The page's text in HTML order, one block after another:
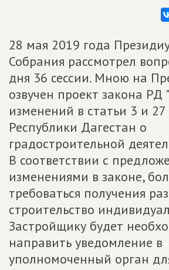
28 мая 2019 года
Собрания рассмотрел
дня 36 сессии. Мною на
озвучен проект закона РД
изменений в статьи 3 и 27
Республики Дагестан о
градостроительной
В соответствии с
изменениями в законе,
требоваться получения
строительство
Застройщику будет
направить уведомление в
уполномоченный орган